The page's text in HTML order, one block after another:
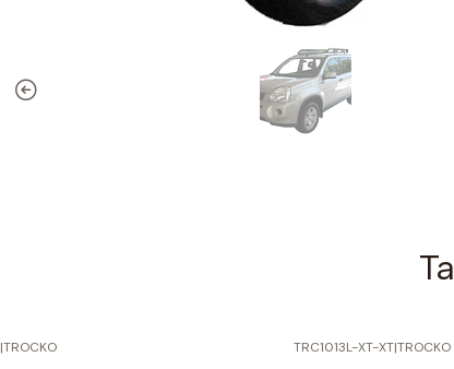
|TROCKO TRC1013L-XT-XT|TROCKO